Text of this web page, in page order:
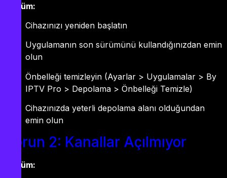
Çözüm:
Cihazınızı yeniden başlatın
Uygulamanın son sürümünü kullandığınızdan emin
olun
Önbelleği temizleyin (Ayarlar > Uygulamalar > By
IPTV Pro > Depolama > Önbelleği Temizle)
Cihazınızda yeterli depolama alanı olduğundan
emin olun
Sorun 2: Kanallar Açılmıyor
Çözüm: